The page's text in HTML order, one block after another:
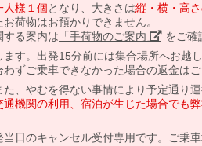
人様１個となり、大きさは縦・横・高
荷物はお預かりできません。
る案内は 「手荷物のご案内」 をご確
す。出発15分前には集合場所へお越
ずご乗車できなかった場合の返金はご
、やむを得ない事情により予定通り
機関の利用、宿泊が生じた場合でも
日のキャンセル受付専用です。ご乗